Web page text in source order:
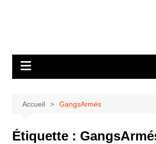
Accueil GangsArmés
Étiquette :